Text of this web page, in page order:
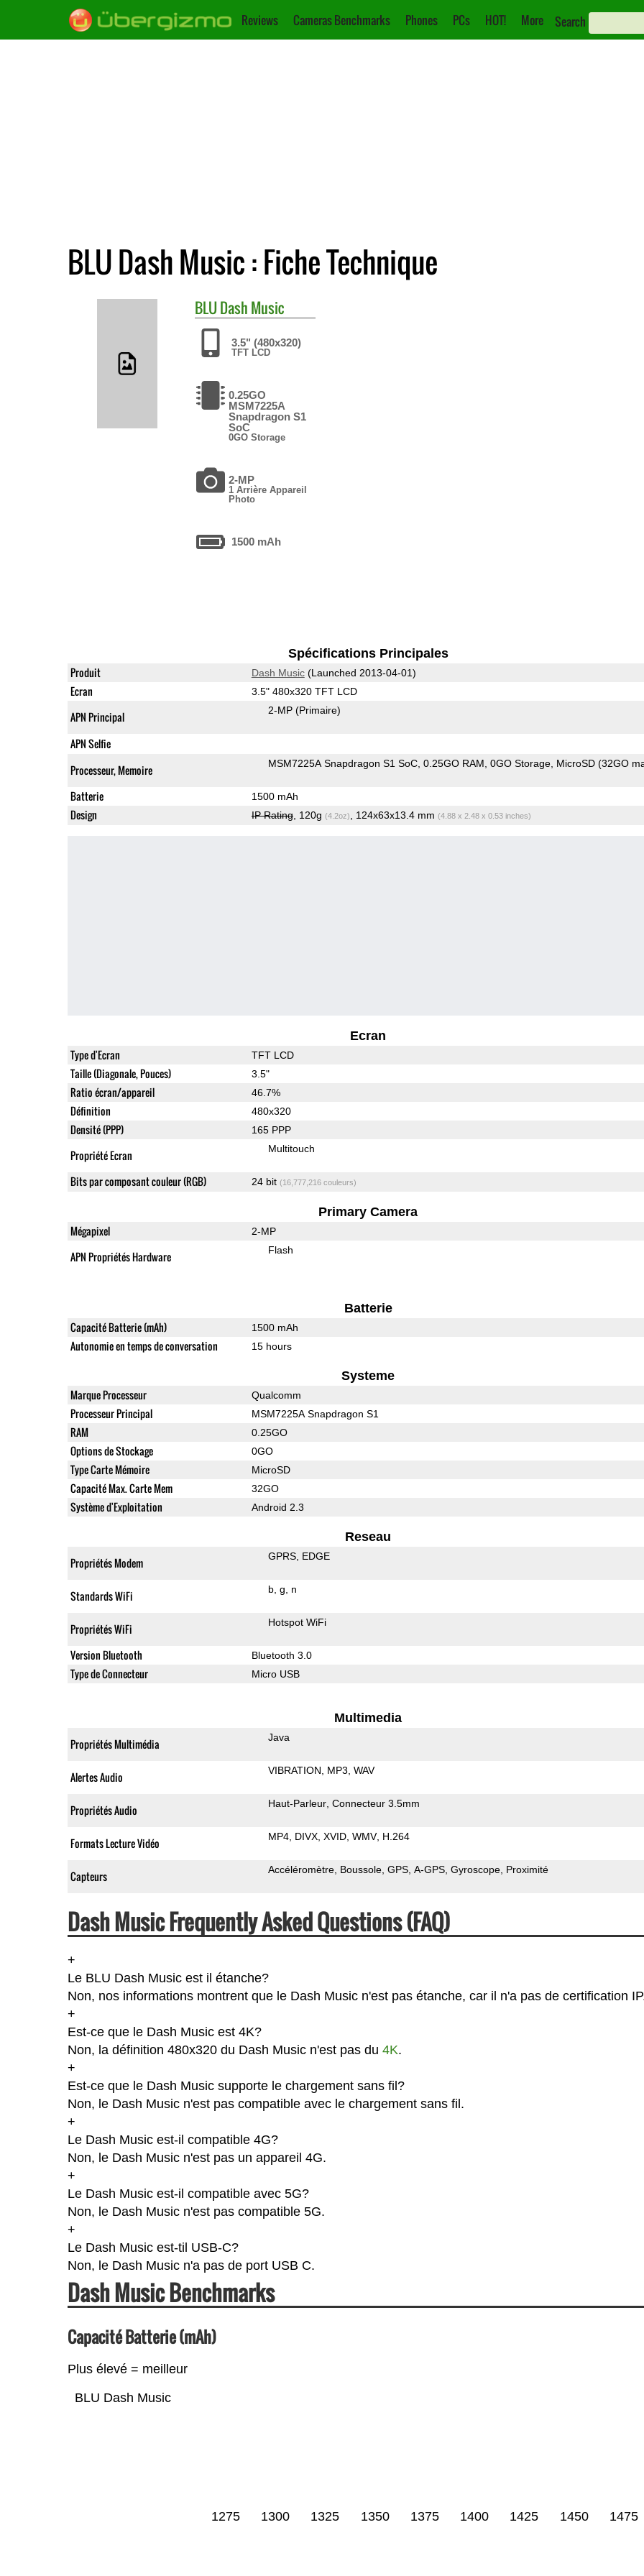
Reviews Cameras Benchmarks Phones PCs HOT! More Search
BLU Dash Music : Fiche Technique
BLUDash Music
3.5" (480x320)
TFT LCD
0.25GO
MSM7225A
Snapdragon S1
SoC
0GO Storage
2-MP
1 Arrière Appareil
Photo
1500 mAh
Spécifications Principales
Produit Dash Music(Launched 2013-04-01)
Ecran 3.5" 480x320 TFT LCD
APN Principal 2-MP (Primaire)
APN Selfie
Processeur, Memoire
MSM7225A Snapdragon S1 SoC 0.25GO RAM 0GO Storage MicroSD (32GO
Batterie 1500 mAh
Design IP Rating, 120g (4.2oz) , 124x63x13.4 mm (4.88 x 2.48 x 0.53 inches)
Ecran
Type d'Ecran TFT LCD
Taille (Diagonale, Pouces) 3.5"
Ratio écran/appareil 46.7%
Définition 480x320
Densité (PPP) 165 PPP
Propriété Ecran Multitouch
Bits par composant couleur (RGB) 24 bit (16,777,216 couleurs)
Primary Camera
Mégapixel 2-MP
APN Propriétés Hardware Flash
Batterie
Capacité Batterie (mAh) 1500 mAh
Autonomie en temps de conversation 15 hours
Systeme
Marque Processeur Qualcomm
Processeur Principal MSM7225A Snapdragon S1
RAM 0.25GO
Options de Stockage 0GO
Type Carte Mémoire MicroSD
Capacité Max. Carte Mem 32GO
Système d'Exploitation Android 2.3
Reseau
Propriétés Modem GPRS EDGE
Standards WiFi b g n
Propriétés WiFi Hotspot WiFi
Version Bluetooth Bluetooth 3.0
Type de Connecteur Micro USB
Multimedia
Propriétés Multimédia Java
Alertes Audio VIBRATION MP3 WAV
Propriétés Audio Haut-Parleur Connecteur 3.5mm
Formats Lecture Vidéo MP4 DIVX XVID WMV H.264
Capteurs Accéléromètre Boussole GPS A-GPS Gyroscope Proximité
Dash Music Frequently Asked Questions (FAQ)
+
Le BLU Dash Music est il étanche?
Non, nos informations montrent que le Dash Music n'est pas étanche, car il n'a pas de certification
+
Est-ce que le Dash Music est 4K?
Non, la définition 480x320 du Dash Music n'est pas du 4K.
+
Est-ce que le Dash Music supporte le chargement sans fil?
Non, le Dash Music n'est pas compatible avec le chargement sans fil.
+
Le Dash Music est-il compatible 4G?
Non, le Dash Music n'est pas un appareil 4G.
+
Le Dash Music est-il compatible avec 5G?
Non, le Dash Music n'est pas compatible 5G.
+
Le Dash Music est-til USB-C?
Non, le Dash Music n'a pas de port USB C.
Dash Music Benchmarks
Capacité Batterie (mAh)
Plus élevé = meilleur
BLU Dash Music
1275 1300 1325 1350 1375 1400 1425 1450 1475